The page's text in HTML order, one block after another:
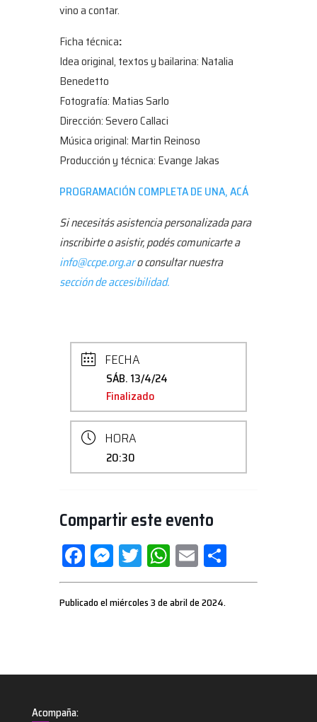
vino a contar.
Ficha técnica:
Idea original, textos y bailarina: Natalia
Benedetto
Fotografía: Matias Sarlo
Dirección: Severo Callaci
Música original: Martin Reinoso
Producción y técnica: Evange Jakas
PROGRAMACIÓN COMPLETA DE UNA, ACÁ
Si necesitás asistencia personalizada para
inscribirte o asistir, podés comunicarte a
info@ccpe.org.aro consultar nuestra
sección de accesibilidad.
FECHA
SÁB. 13/4/24
Finalizado
HORA
20:30
Compartir este evento
Facebook
Messenger
Twitter
WhatsApp
Email
Publicado el miércoles 3 de abril de 2024.
Acompaña: